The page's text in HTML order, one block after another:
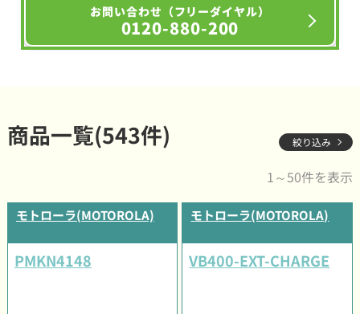
お問い合わせ（フリーダイヤル）
0120-880-200
商品一覧(543件) 絞り込み
1～50件を表示
モトローラ(MOTOROLA)
PMKN4148
モトローラ(MOTOROLA)
VB400-EXT-CHARGE